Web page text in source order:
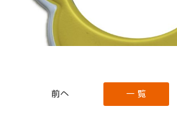
一 覧